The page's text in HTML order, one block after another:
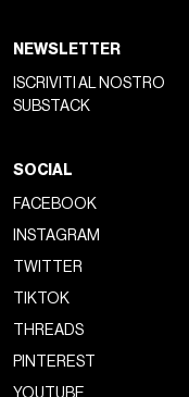
NEWSLETTER
ISCRIVITI AL NOSTRO
SUBSTACK
SOCIAL
FACEBOOK
INSTAGRAM
TWITTER
TIKTOK
THREADS
PINTEREST
YOUTUBE